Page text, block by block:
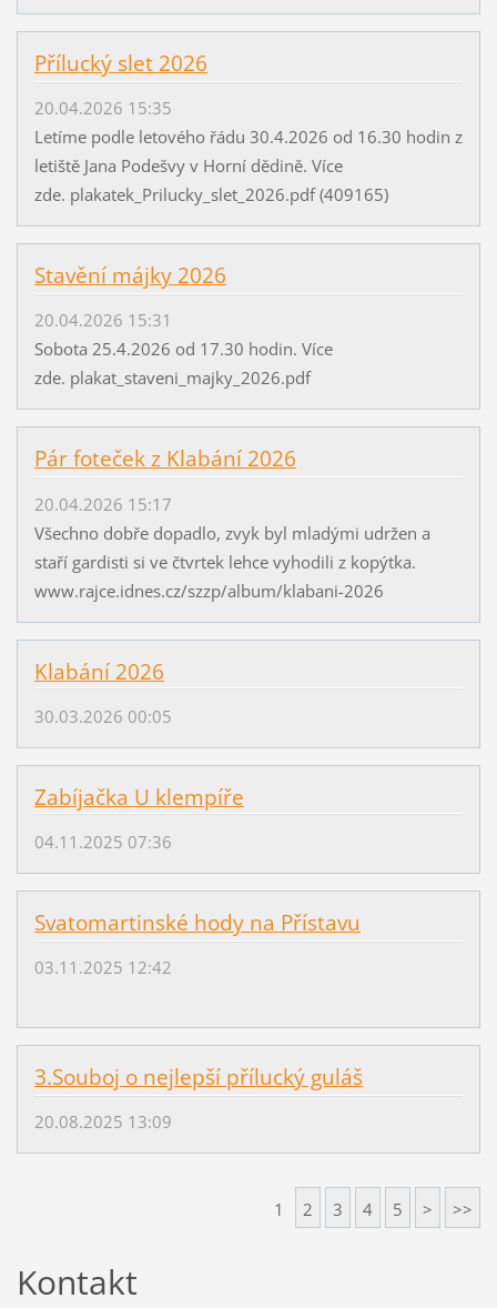
Přílucký slet 2026
20.04.2026 15:35
Letíme podle letového řádu 30.4.2026 od 16.30 hodin z
letiště Jana Podešvy v Horní dědině. Více
zde. plakatek_Prilucky_slet_2026.pdf (409165)
Stavění májky 2026
20.04.2026 15:31
Sobota 25.4.2026 od 17.30 hodin. Více
zde. plakat_staveni_majky_2026.pdf
Pár foteček z Klabání 2026
20.04.2026 15:17
Všechno dobře dopadlo, zvyk byl mladými udržen a
staří gardisti si ve čtvrtek lehce vyhodili z kopýtka.
www.rajce.idnes.cz/szzp/album/klabani-2026
Klabání 2026
30.03.2026 00:05
Zabíjačka U klempíře
04.11.2025 07:36
Svatomartinské hody na Přístavu
03.11.2025 12:42
3.Souboj o nejlepší přílucký guláš
20.08.2025 13:09
1 2 3 4 5 > >>
Kontakt